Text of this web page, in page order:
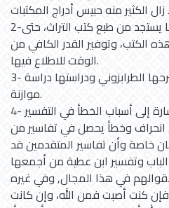
الكثير منه حبيس أدراج المكتبات.
2-إنشاء مكتبة علمية مسايرة لما يستجد من طبع كتب التراث، حتى
الكتب، وتوفير القدر الكافي من
الوقت للاطلاع فيها.
3- استخلاص المفردات التي شرحها الطرابزوني ودراستها دراسة
موازنة.
4- العناية بآثار السلف في الإشارة إلى أسباب الخطأ في التفسير
انحراف وخطأ يحصل في تفاسير من
خاصة وأن تفاسير المتقدمين قد
وتفسير ابن عطية من أجمعها
في هذا المجال, وفي غيره.
كنت أصبت فمن الله، وإن كانت